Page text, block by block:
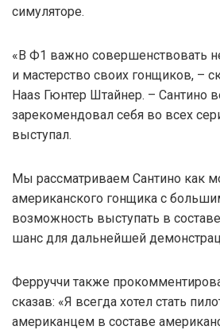
симуляторе.
«В Ф1 важно совершенствовать
и мастерство своих гонщиков, –
Haas Гюнтер Штайнер. – Сантино
зарекомендовал себя во всех
выступал.
Мы рассматриваем Сантино как
американского гонщика с
возможность выступать в
шанс для дальнейшей
Ферруччи также
сказав: «Я всегда хотел стать
американцем в составе